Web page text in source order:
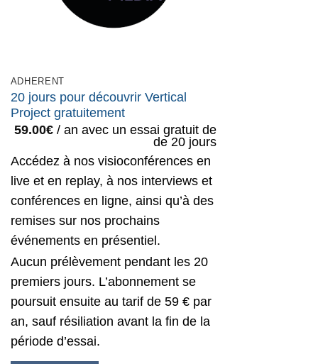
ADHERENT
20 jours pour découvrir Vertical
Project gratuitement
59.00€ / an avec un essai gratuit de
de 20 jours
Accédez à nos visioconférences en
live et en replay, à nos interviews et
conférences en ligne, ainsi qu’à des
remises sur nos prochains
événements en présentiel.
Aucun prélèvement pendant les 20
premiers jours. L’abonnement se
poursuit ensuite au tarif de 59 € par
an, sauf résiliation avant la fin de la
période d’essai.